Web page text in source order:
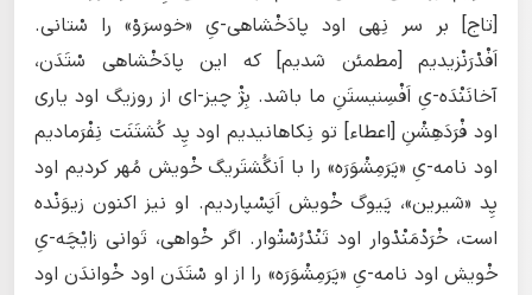
[تاج] بر سر نِهی اود پادَخْشاهی-یِ «خوسرَوْ» را سْتانی.
اَفْدْرَنْزیدیم [مطمئن شدیم] که این پادَخْشاهی سْتَدَن،
آخانَنْدَه-یِ اَفْسِنیستَنِ ما باشد. بِژْ چیز-ای از روزیگ اود یاری
اود فْرَدَهِشْنِ [اعطاء] تو نِکاهانیدیم اود پِد کُشتَنَت نِفْرَمادیم
اود نامه-یِ «پَرَمِشْوَرَه» را با اَنگُشتَریگ خْویش مُهر کردیم اود
پِد «شیرین»، پَیوگ خْویش اَپَسْپاردیم. او نیز اکنون زیوَنْده
است، خْرَدْمَنْدْوار اود تَنْدْرُسْتْوار. اگر خْواهی، تَوانی زایْچَه-یِ
خْویش اود نامه-یِ «پَرَمِشْوَرَه» را از او سْتَدَن اود خْواندَن اود